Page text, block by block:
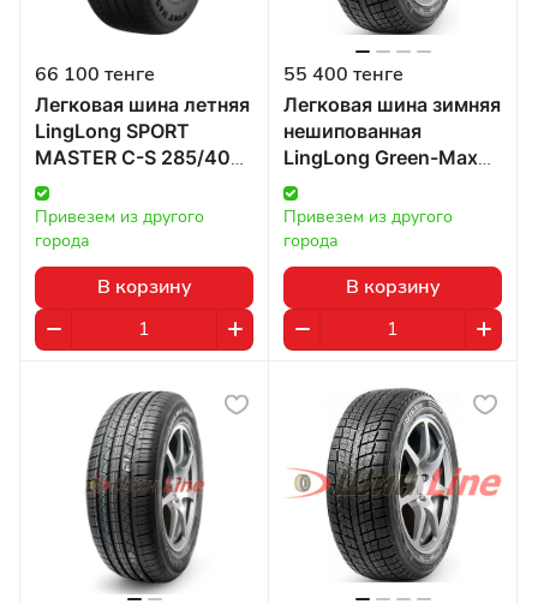
66 100 тенге
Легковая шина летняя
LingLong SPORT
MASTER C-S 285/40
Привезем из другого
города
В корзину
55 400 тенге
Легковая шина зимняя
нешипованная
LingLong Green-Max
Winter Ice I-15 275/70
R16 114T в Казахстане
Привезем из другого
города
В корзину